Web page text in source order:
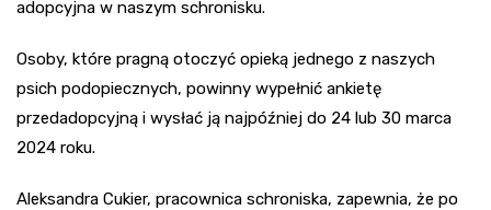
adopcyjna w naszym schronisku.
Osoby, które pragną otoczyć opieką jednego z naszych
psich podopiecznych, powinny wypełnić ankietę
przedadopcyjną i wysłać ją najpóźniej do 24 lub 30 marca
2024 roku.
Aleksandra Cukier, pracownica schroniska, zapewnia, że po